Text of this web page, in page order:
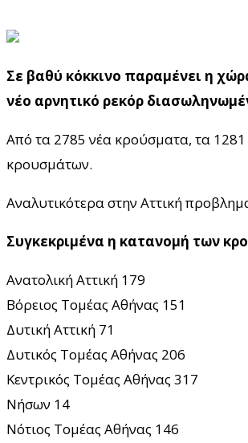
Σε βαθύ κόκκινο παραμένει η
νέο αρνητικό ρεκόρ
Από τα 2785 νέα κρούσματα, τα 1281
κρουσμάτων.
Αναλυτικότερα στην Αττική
Συγκεκριμένα η κατανομή των
Ανατολική Αττική 179
Βόρειος Τομέας Αθήνας 151
Δυτική Αττική 71
Δυτικός Τομέας Αθήνας 206
Κεντρικός Τομέας Αθήνας 317
Νήσων 14
Νότιος Τομέας Αθήνας 146